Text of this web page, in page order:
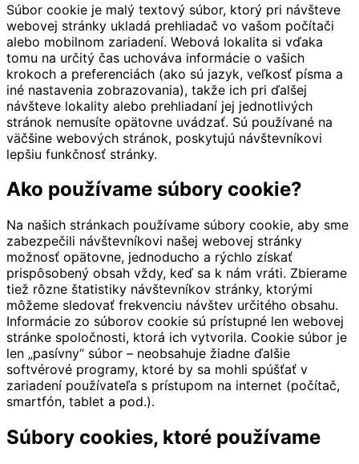
Súbor cookie je malý textový súbor, ktorý pri návšteve
webovej stránky ukladá prehliadač vo vašom počítači
alebo mobilnom zariadení. Webová lokalita si vďaka
tomu na určitý čas uchováva informácie o vašich
krokoch a preferenciách (ako sú jazyk, veľkosť písma a
iné nastavenia zobrazovania), takže ich pri ďalšej
návšteve lokality alebo prehliadaní jej jednotlivých
stránok nemusíte opätovne uvádzať. Sú používané na
väčšine webových stránok, poskytujú návštevníkovi
lepšiu funkčnosť stránky.
Ako používame súbory cookie?
Na našich stránkach používame súbory cookie, aby sme
zabezpečili návštevníkovi našej webovej stránky
možnosť opätovne, jednoducho a rýchlo získať
prispôsobený obsah vždy, keď sa k nám vráti. Zbierame
tiež rôzne štatistiky návštevníkov stránky, ktorými
môžeme sledovať frekvenciu návštev určitého obsahu.
Informácie zo súborov cookie sú prístupné len webovej
stránke spoločnosti, ktorá ich vytvorila. Cookie súbor je
len „pasívny“ súbor – neobsahuje žiadne ďalšie
softvérové programy, ktoré by sa mohli spúšťať v
zariadení používateľa s prístupom na internet (počítač,
smartfón, tablet a pod.).
Súbory cookies, ktoré používame